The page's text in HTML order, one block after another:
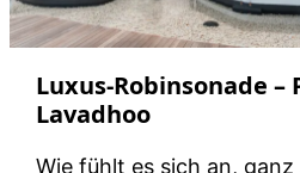
Luxus-Robinsonade –
Lavadhoo
Wie fühlt es sich an,